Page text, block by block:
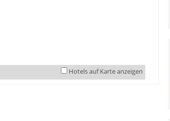
Hotels auf Karte anzeigen